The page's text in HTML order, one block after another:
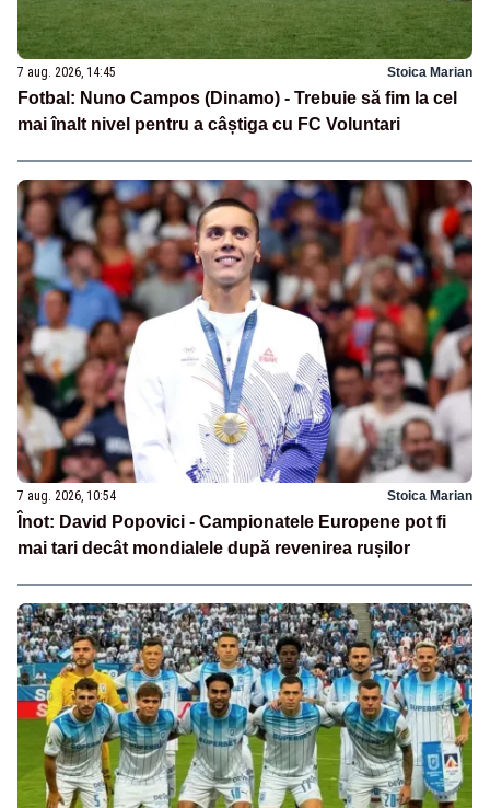
7 aug. 2026, 14:45 Stoica Marian
Fotbal: Nuno Campos (Dinamo) - Trebuie să fim la cel
mai înalt nivel pentru a câștiga cu FC Voluntari
7 aug. 2026, 10:54 Stoica Marian
Înot: David Popovici - Campionatele Europene pot fi
mai tari decât mondialele după revenirea rușilor